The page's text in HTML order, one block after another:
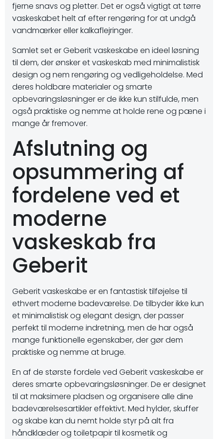
fjerne snavs og pletter. Det er også vigtigt at tørre
vaskeskabet helt af efter rengøring for at undgå
vandmærker eller kalkaflejringer.
Samlet set er Geberit vaskeskabe en ideel løsning
til dem, der ønsker et vaskeskab med minimalistisk
design og nem rengøring og vedligeholdelse. Med
deres holdbare materialer og smarte
opbevaringsløsninger er de ikke kun stilfulde, men
også praktiske og nemme at holde rene og pæne i
mange år fremover.
Afslutning og
opsummering af
fordelene ved et
moderne
vaskeskab fra
Geberit
Geberit vaskeskabe er en fantastisk tilføjelse til
ethvert moderne badeværelse. De tilbyder ikke kun
et minimalistisk og elegant design, der passer
perfekt til moderne indretning, men de har også
mange funktionelle egenskaber, der gør dem
praktiske og nemme at bruge.
En af de største fordele ved Geberit vaskeskabe er
deres smarte opbevaringsløsninger. De er designet
til at maksimere pladsen og organisere alle dine
badeværelsesartikler effektivt. Med hylder, skuffer
og skabe kan du nemt holde styr på alt fra
håndklæder og toiletpapir til kosmetik og